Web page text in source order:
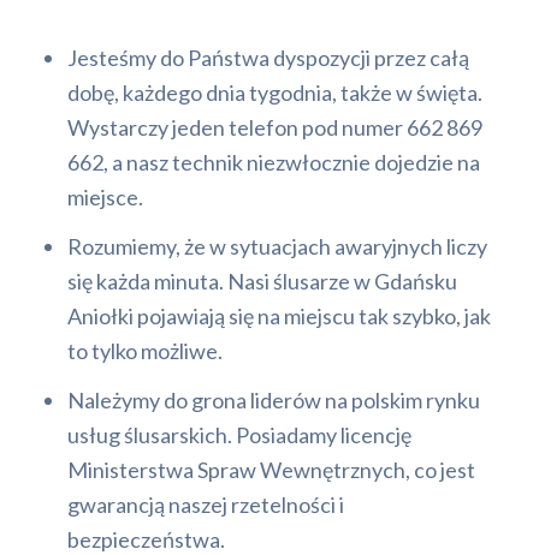
Jesteśmy do Państwa dyspozycji przez całą
dobę, każdego dnia tygodnia, także w święta.
Wystarczy jeden telefon pod numer 662 869
662, a nasz technik niezwłocznie dojedzie na
miejsce.
Rozumiemy, że w sytuacjach awaryjnych liczy
się każda minuta. Nasi ślusarze w Gdańsku
Aniołki pojawiają się na miejscu tak szybko, jak
to tylko możliwe.
Należymy do grona liderów na polskim rynku
usług ślusarskich. Posiadamy licencję
Ministerstwa Spraw Wewnętrznych, co jest
gwarancją naszej rzetelności i
bezpieczeństwa.